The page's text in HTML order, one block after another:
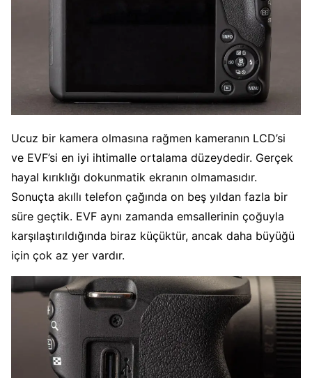
Ucuz bir kamera olmasına rağmen kameranın LCD’si
ve EVF’si en iyi ihtimalle ortalama düzeydedir. Gerçek
hayal kırıklığı dokunmatik ekranın olmamasıdır.
Sonuçta akıllı telefon çağında on beş yıldan fazla bir
süre geçtik. EVF aynı zamanda emsallerinin çoğuyla
karşılaştırıldığında biraz küçüktür, ancak daha büyüğü
için çok az yer vardır.